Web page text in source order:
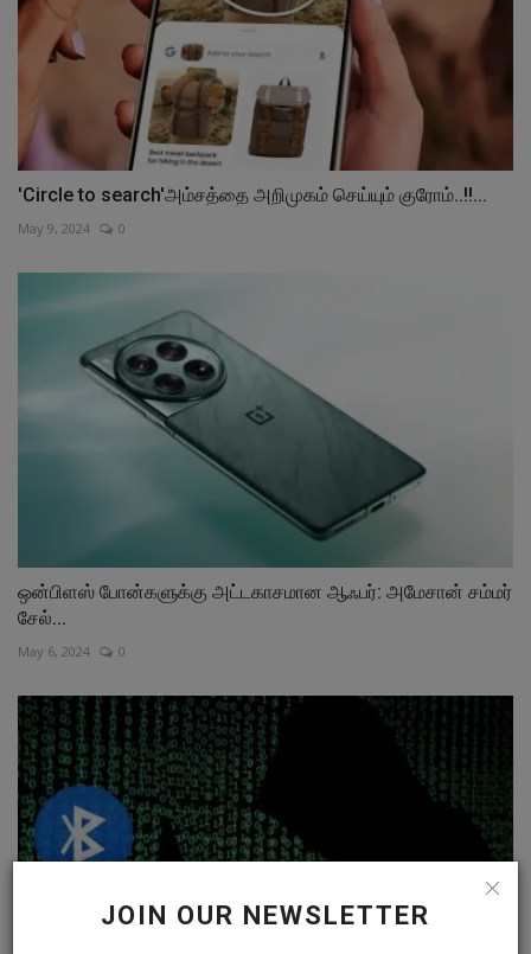
JOIN OUR NEWSLETTER
'Circle to search'அம்சத்தை அறிமுகம் செய்யும் குரோம்..!!...
May 9, 2024 0
ஒன்பிளஸ் போன்களுக்கு அட்டகாசமான ஆஃபர்: அமேசான் சம்மர்
சேல்...
May 6, 2024 0